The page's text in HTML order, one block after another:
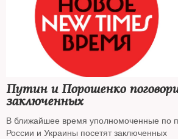
Путин и Порошенко
заключенных
В ближайшее время уполномоченные по
России и Украины посетят заключенных